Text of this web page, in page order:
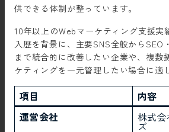
供できる体制が整っています。
10年以上のWebマーケティング支援実
入歴を背景に、主要SNS全般からSEO
まで統合的に改善したい企業や、複数
ケティングを一元管理したい場合に適
項目
内容
運営会社
株式
ズ